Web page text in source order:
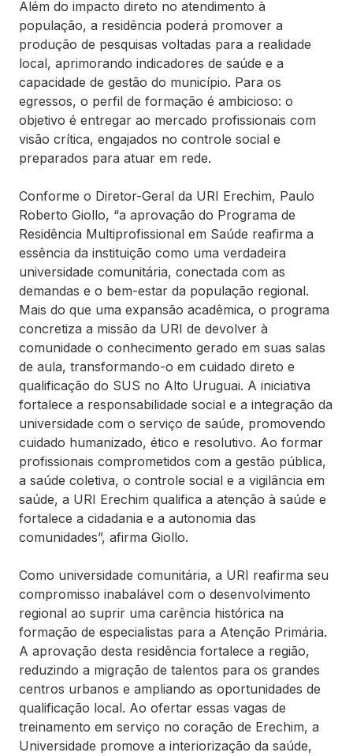
Além do impacto direto no atendimento à
população, a residência poderá promover a
produção de pesquisas voltadas para a realidade
local, aprimorando indicadores de saúde e a
capacidade de gestão do município. Para os
egressos, o perfil de formação é ambicioso: o
objetivo é entregar ao mercado profissionais com
visão crítica, engajados no controle social e
preparados para atuar em rede.
Conforme o Diretor-Geral da URI Erechim, Paulo
Roberto Giollo, “a aprovação do Programa de
Residência Multiprofissional em Saúde reafirma a
essência da instituição como uma verdadeira
universidade comunitária, conectada com as
demandas e o bem-estar da população regional.
Mais do que uma expansão acadêmica, o programa
concretiza a missão da URI de devolver à
comunidade o conhecimento gerado em suas salas
de aula, transformando-o em cuidado direto e
qualificação do SUS no Alto Uruguai. A iniciativa
fortalece a responsabilidade social e a integração da
universidade com o serviço de saúde, promovendo
cuidado humanizado, ético e resolutivo. Ao formar
profissionais comprometidos com a gestão pública,
a saúde coletiva, o controle social e a vigilância em
saúde, a URI Erechim qualifica a atenção à saúde e
fortalece a cidadania e a autonomia das
comunidades”, afirma Giollo.
Como universidade comunitária, a URI reafirma seu
compromisso inabalável com o desenvolvimento
regional ao suprir uma carência histórica na
formação de especialistas para a Atenção Primária.
A aprovação desta residência fortalece a região,
reduzindo a migração de talentos para os grandes
centros urbanos e ampliando as oportunidades de
qualificação local. Ao ofertar essas vagas de
treinamento em serviço no coração de Erechim, a
Universidade promove a interiorização da saúde,